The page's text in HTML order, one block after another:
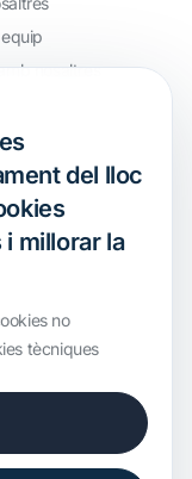
nosaltres
del lloc
i millorar la
no
tècniques